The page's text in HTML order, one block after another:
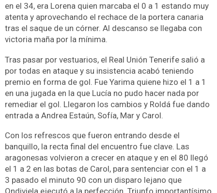
en el 34, era Lorena quien marcaba el 0 a 1 estando muy
atenta y aprovechando el rechace de la portera canaria
tras el saque de un córner. Al descanso se llegaba con
victoria maña por la mínima.
Tras pasar por vestuarios, el Real Unión Tenerife salió a
por todas en ataque y su insistencia acabó teniendo
premio en forma de gol. Fue Yarima quiene hizo el 1 a 1
en una jugada en la que Lucía no pudo hacer nada por
remediar el gol. Llegaron los cambios y Roldá fue dando
entrada a Andrea Estaún, Sofía, Mar y Carol.
Con los refrescos que fueron entrando desde el
banquillo, la recta final del encuentro fue clave. Las
aragonesas volvieron a crecer en ataque y en el 80 llegó
el 1 a 2 en las botas de Carol, para sentenciar con el 1 a
3 pasado el minuto 90 con un disparo lejano que